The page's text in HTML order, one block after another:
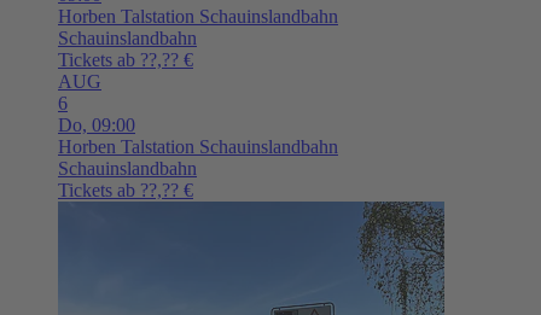
Horben Talstation Schauinslandbahn
Schauinslandbahn
Tickets ab ??,?? €
AUG
6
Do, 09:00
Horben Talstation Schauinslandbahn
Schauinslandbahn
Tickets ab ??,?? €